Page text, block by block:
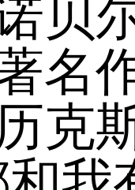
贝
名
克